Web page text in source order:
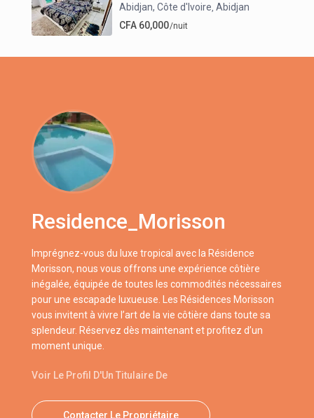
Abidjan, Côte d'Ivoire ,Abidjan
CFA 60,000/nuit
Residence_Morisson
Imprégnez-vous du luxe tropical avec la Résidence
Morisson, nous vous offrons une expérience côtière
inégalée, équipée de toutes les commodités nécessaires
pour une escapade luxueuse. Les Résidences Morisson
vous invitent à vivre l’art de la vie côtière dans toute sa
splendeur. Réservez dès maintenant et profitez d’un
moment unique.
Voir Le Profil D'Un Titulaire De
Contacter Le Propriétaire